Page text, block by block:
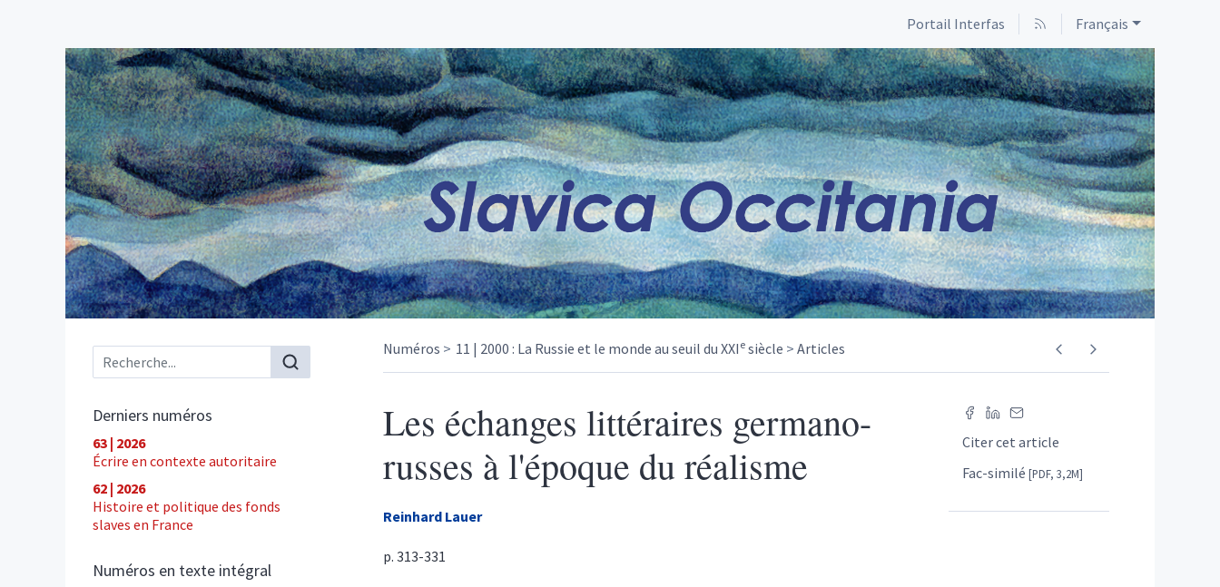
Portail Interfas Français
Menu principal
Derniers numéros
63 | 2026
Écrire en contexte autoritaire
62 | 2026
Histoire et politique des fonds
slaves en France
Numéros en texte intégral
Numéros 11 | 2000 : La Russie et le monde au seuil du XXI e siècle Articles
Citer cet article
Fac-similé [PDF, 3,2M]
Les échanges littéraires germano-
russes à l'époque du réalisme
Reinhard Lauer
p. 313-331